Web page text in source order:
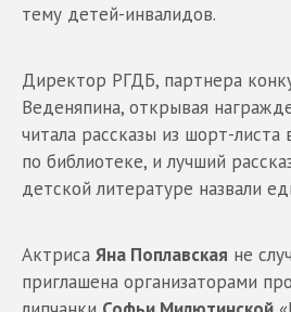
тему детей-инвалидов.
Директор РГДБ, партнера
Веденяпина, открывая
читала рассказы из шорт-листа
по библиотеке, и лучший
детской литературе назвали
Актриса Яна Поплавская не
приглашена организаторами